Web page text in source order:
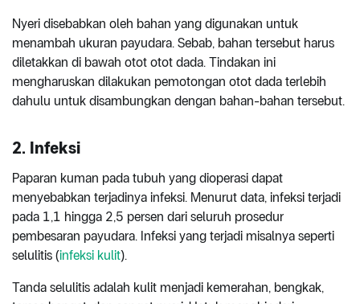
Nyeri disebabkan oleh bahan yang digunakan untuk
menambah ukuran payudara. Sebab, bahan tersebut harus
diletakkan di bawah otot otot dada. Tindakan ini
mengharuskan dilakukan pemotongan otot dada terlebih
dahulu untuk disambungkan dengan bahan-bahan tersebut.
2. Infeksi
Paparan kuman pada tubuh yang dioperasi dapat
menyebabkan terjadinya infeksi. Menurut data, infeksi terjadi
pada 1,1 hingga 2,5 persen dari seluruh prosedur
pembesaran payudara. Infeksi yang terjadi misalnya seperti
selulitis (infeksi kulit).
Tanda selulitis adalah kulit menjadi kemerahan, bengkak,